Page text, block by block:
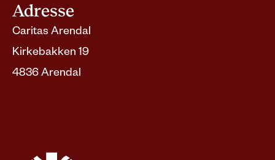
Adresse
Caritas Arendal
Kirkebakken 19
4836 Arendal